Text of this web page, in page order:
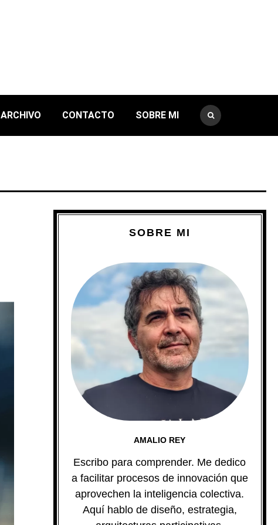
ARCHIVO CONTACTO SOBRE MI
SOBRE MI
AMALIO REY
Escribo para comprender. Me dedico
a facilitar procesos de innovación que
aprovechen la inteligencia colectiva.
Aquí hablo de diseño, estrategia,